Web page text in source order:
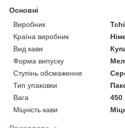
Основні
Виробник
Країна виробник
Вид кави
Форма випуску
Ступінь обсмаження
Тип упаковки
Вага
450
Міцність кави